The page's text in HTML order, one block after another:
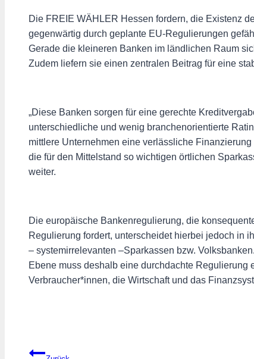
Die FREIE WÄHLER Hessen fordern, die Existenz
gegenwärtig durch geplante EU-Regulierungen
Gerade die kleineren Banken im ländlichen Raum
Zudem liefern sie einen zentralen Beitrag für eine
„Diese Banken sorgen für eine gerechte
unterschiedliche und wenig branchenorientierte
mittlere Unternehmen eine verlässliche
die für den Mittelstand so wichtigen örtlichen
weiter.
Die europäische Bankenregulierung, die
Regulierung fordert, unterscheidet hierbei jedoch in
– systemirrelevanten –Sparkassen bzw.
Ebene muss deshalb eine durchdachte
Verbraucher*innen, die Wirtschaft und das
Beitragsnavigation